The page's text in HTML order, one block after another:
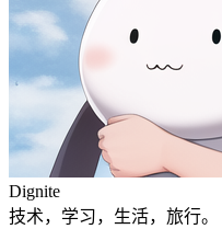
Dignite
技术，学习，生活，旅行。